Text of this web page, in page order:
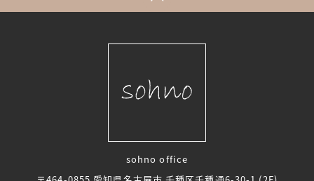
sohno office